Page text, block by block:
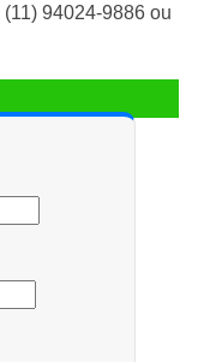
(11) 94024-9886ou